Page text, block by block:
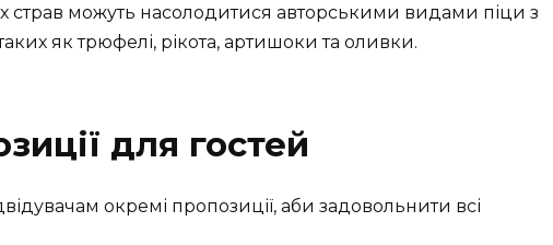
можуть насолодитися авторськими видами піци з
як трюфелі, рікота, артишоки та оливки.
для гостей
окремі пропозиції, аби задовольнити всі